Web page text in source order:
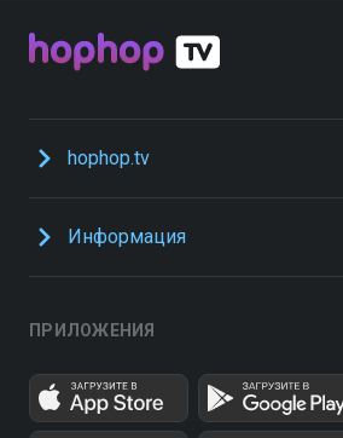
hophop.tv
Информация
ПРИЛОЖЕНИЯ